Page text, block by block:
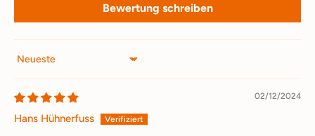
Bewertung schreiben
Sort by
02/12/2024
Hans Hühnerfuss